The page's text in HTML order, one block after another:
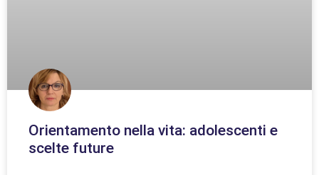
Orientamento nella vita: adolescenti e
scelte future